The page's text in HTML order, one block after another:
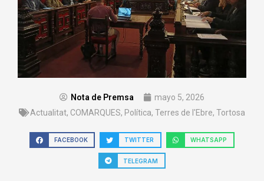
Nota de Premsa
mayo 5, 2026
Actualitat, COMARQUES, Política, Terres de l'Ebre, Tortosa
FACEBOOK TWITTER WHATSAPP
TELEGRAM